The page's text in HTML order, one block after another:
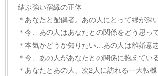
結ぶ強い宿縁の正体
＊あなたと配偶者。あの人にとって縁が深
＊今、あの人はあなたとの関係をどう思っ
＊本気かどうか知りたい…あの人は離婚意
＊今、あの人があなたとの関係に抱えてい
＊あなたとあの人、次2人に訪れる一大転機